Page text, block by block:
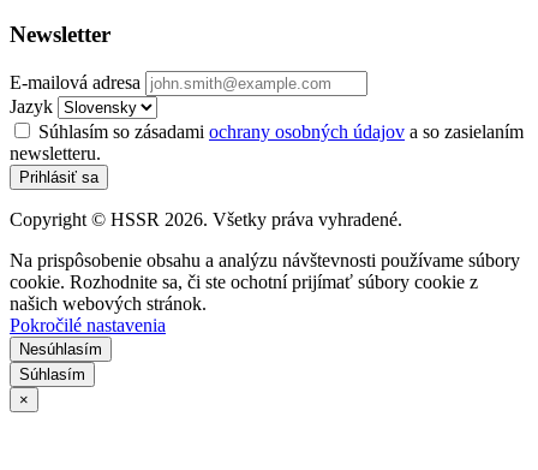
Newsletter
E-mailová adresa
Jazyk
Súhlasím so zásadami ochrany osobných údajov a so zasielaním
newsletteru.
Prihlásiť sa
Copyright © HSSR 2026. Všetky práva vyhradené.
Na prispôsobenie obsahu a analýzu návštevnosti používame súbory
cookie. Rozhodnite sa, či ste ochotní prijímať súbory cookie z
našich webových stránok.
Pokročilé nastavenia
Nesúhlasím
Súhlasím
×